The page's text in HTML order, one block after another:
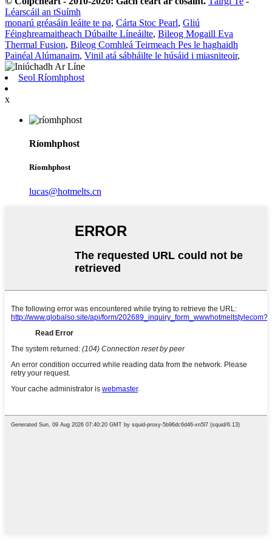
Léarscáil an tSuímh
monarú gréasáin leáite te pa, Cárta Stoc Pearl, Gliú
Féinghreamaitheach Dúbailte Líneáilte, Bileog Mogaill Eva
Thermal Fusion, Bileog Comhleá Teirmeach Pes le haghaidh
Painéal Alúmanaim, Vinil atá sábháilte le húsáid i miasniteoir,
Seol Ríomhphost
x
Ríomhphost
Ríomhphost
lucas@hotmelts.cn